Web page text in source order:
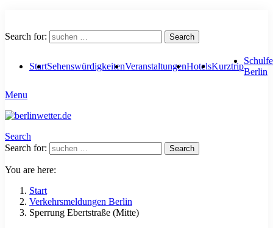
Search for: Search
StartSehenswürdigkeitenVeranstaltungenHotelsKurztrip
Berlin
Menu
Search
Search for:
Search
You are here:
Start
Verkehrsmeldungen Berlin
Sperrung Ebertstraße (Mitte)